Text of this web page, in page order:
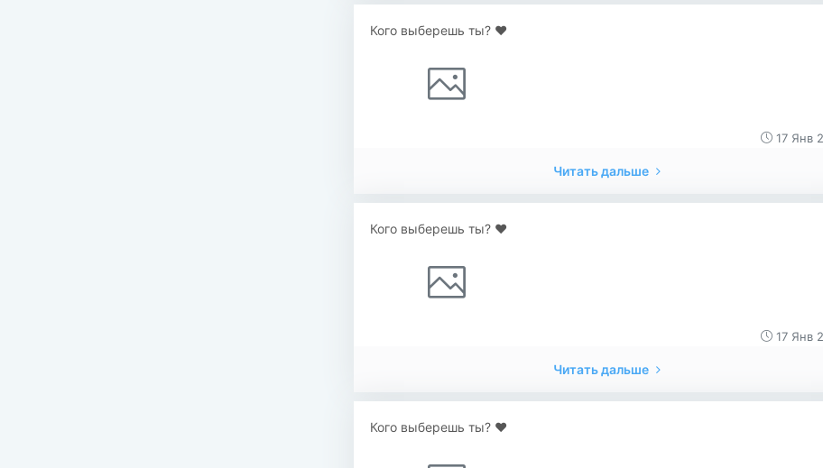
Кого выберешь ты? ♥️
17 Янв
Читать дальше
Кого выберешь ты? ♥️
17 Янв
Читать дальше
Кого выберешь ты? ♥️